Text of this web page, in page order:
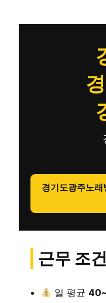
경기도광주노래
근무 조
일 평균